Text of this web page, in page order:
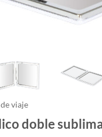
viaje
doble